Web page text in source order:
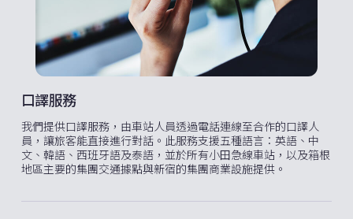
口譯服務
我們提供口譯服務，由車站人員透過電話連線至合作的口譯人
員，讓旅客能直接進行對話。此服務支援五種語言：英語、中
文、韓語、西班牙語及泰語，並於所有小田急線車站，以及箱根
地區主要的集團交通據點與新宿的集團商業設施提供。